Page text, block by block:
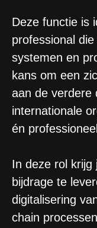
Deze functie is
professional
systemen en
kans om een
aan de verdere
internationale
én
In deze rol krijg
bijdrage te
digitalisering
chain